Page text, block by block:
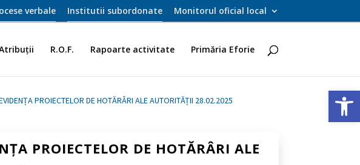
Deschide
verbale Institutii subordonate Monitorul oficial local
R.O.F. Rapoarte activitate Primăria Eforie
PROIECTELOR DE HOTĂRÂRI ALE AUTORITĂȚII 28.02.2025
PROIECTELOR DE HOTĂRÂRI ALE